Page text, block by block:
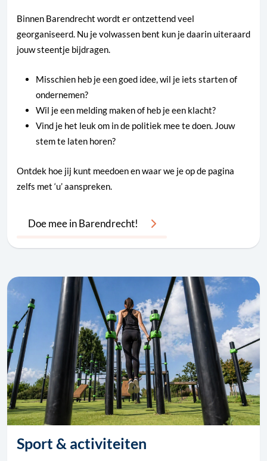
Binnen Barendrecht wordt er ontzettend veel
georganiseerd. Nu je volwassen bent kun je daarin uiteraard
jouw steentje bijdragen.
Misschien heb je een goed idee, wil je iets starten of
ondernemen?
Wil je een melding maken of heb je een klacht?
Vind je het leuk om in de politiek mee te doen. Jouw
stem te laten horen?
Ontdek hoe jij kunt meedoen en waar we je op de pagina
zelfs met ‘u’ aanspreken.
Doe mee in Barendrecht!
Sport & activiteiten